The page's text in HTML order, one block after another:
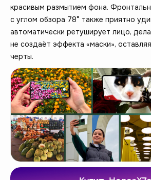
красивым размытием фона.
с углом обзора 78° также приятно
автоматически ретуширует лицо,
не создаёт эффекта «маски»,
черты.